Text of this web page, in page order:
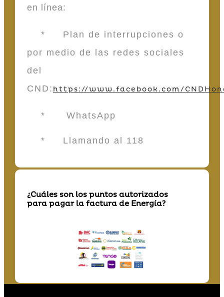
en línea:
* Plan de interrupciones o
por medio de las redes sociales
del
CND: https://www.facebook.com/
* WhatsApp
* Llamando al 118
¿Cuáles son los puntos autorizados
para pagar la factura de Energía?